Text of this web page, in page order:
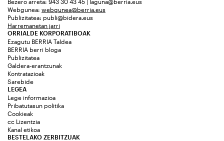
Webgunea: webgunea@berria.eus
Publizitatea: publi@bidera.eus
Harremanetan jarri
ORRIALDE KORPORATIBOAK
Ezagutu BERRIA Taldea
BERRIA berri bloga
Publizitatea
Galdera-erantzunak
Kontratazioak
Sarebide
LEGEA
Lege informazioa
Pribatutasun politika
Cookieak
cc Lizentzia
Kanal etikoa
BESTELAKO ZERBITZUAK